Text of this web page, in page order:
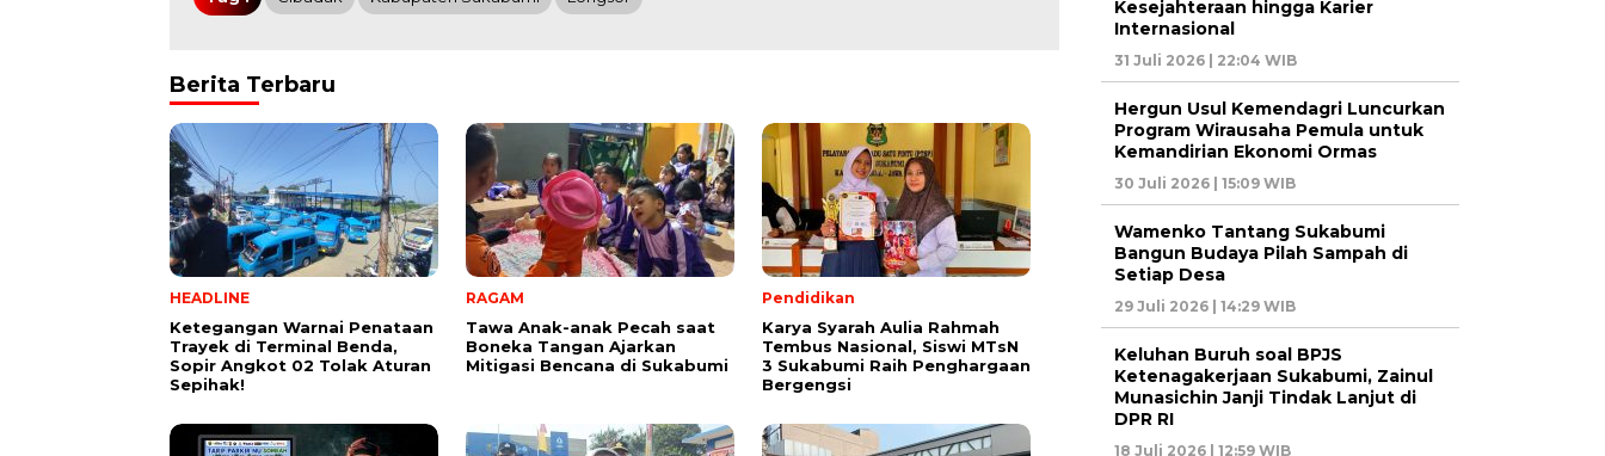
Berita Terbaru
HEADLINE
Ketegangan Warnai Penataan
Trayek di Terminal Benda,
Sopir Angkot 02 Tolak Aturan
Sepihak!
RAGAM
Tawa Anak-anak Pecah saat
Boneka Tangan Ajarkan
Mitigasi Bencana di Sukabumi
Pendidikan
Karya Syarah Aulia Rahmah
Tembus Nasional, Siswi MTsN
3 Sukabumi Raih Penghargaan
Bergengsi
Kesejahteraan hingga Karier
Internasional
31 Juli 2026 | 22:04 WIB
Hergun Usul Kemendagri Luncurkan
Program Wirausaha Pemula untuk
Kemandirian Ekonomi Ormas
30 Juli 2026 | 15:09 WIB
Wamenko Tantang Sukabumi
Bangun Budaya Pilah Sampah di
Setiap Desa
29 Juli 2026 | 14:29 WIB
Keluhan Buruh soal BPJS
Ketenagakerjaan Sukabumi, Zainul
Munasichin Janji Tindak Lanjut di
DPR RI
18 Juli 2026 | 12:59 WIB